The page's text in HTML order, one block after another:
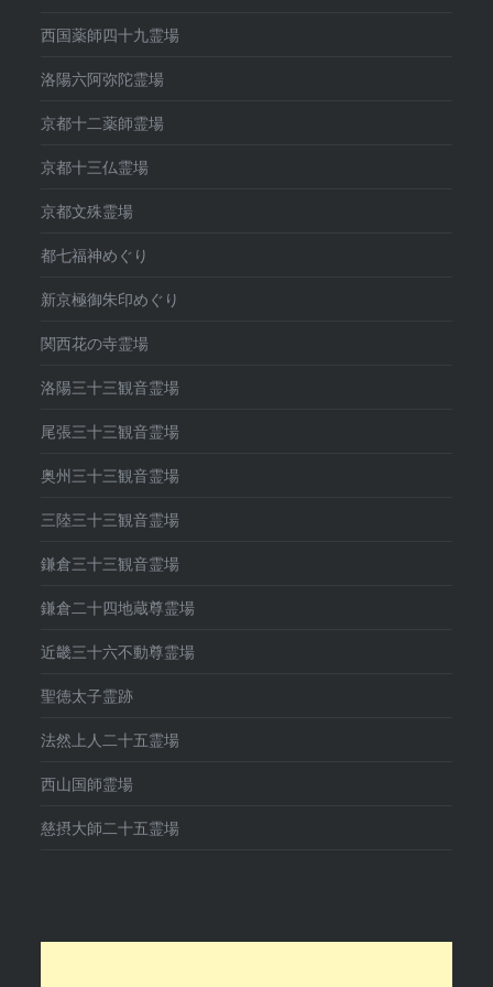
西国薬師四十九霊場
洛陽六阿弥陀霊場
京都十二薬師霊場
京都十三仏霊場
京都文殊霊場
都七福神めぐり
新京極御朱印めぐり
関西花の寺霊場
洛陽三十三観音霊場
尾張三十三観音霊場
奥州三十三観音霊場
三陸三十三観音霊場
鎌倉三十三観音霊場
鎌倉二十四地蔵尊霊場
近畿三十六不動尊霊場
聖徳太子霊跡
法然上人二十五霊場
西山国師霊場
慈摂大師二十五霊場